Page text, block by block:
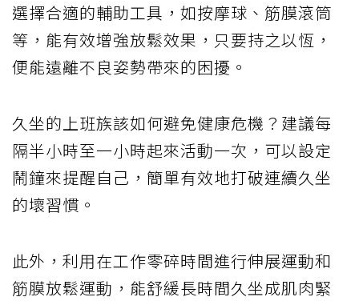
選擇合適的輔助工具，如按摩球、筋膜滾筒
等，能有效增強放鬆效果，只要持之以恆，
便能遠離不良姿勢帶來的困擾。
久坐的上班族該如何避免健康危機？建議每
隔半小時至一小時起來活動一次，可以設定
鬧鐘來提醒自己，簡單有效地打破連續久坐
的壞習慣。
此外，利用在工作零碎時間進行伸展運動和
筋膜放鬆運動，能舒緩長時間久坐成肌肉緊